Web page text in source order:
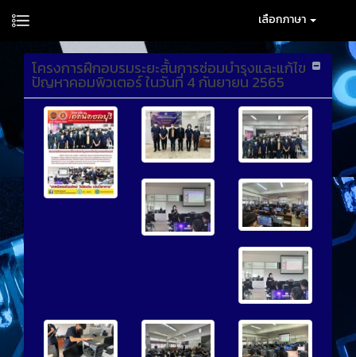
เลือกภาษา
โครงการฝึกอบรมระยะสั้นการซ่อมบำรุงและแก้ไข
ปัญหาคอมพิวเตอร์ ในวันที่ 4 กันยายน 2565